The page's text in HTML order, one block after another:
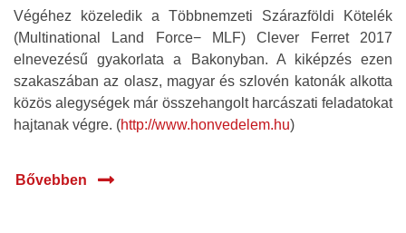
Végéhez közeledik a Többnemzeti Szárazföldi Kötelék
(Multinational Land Force− MLF) Clever Ferret 2017
elnevezésű gyakorlata a Bakonyban. A kiképzés ezen
szakaszában az olasz, magyar és szlovén katonák alkotta
közös alegységek már összehangolt harcászati feladatokat
hajtanak végre. (http://www.honvedelem.hu)
Bővebben